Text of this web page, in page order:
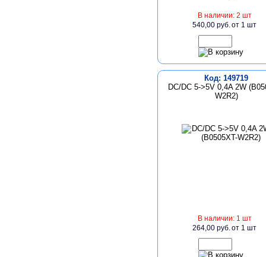
В наличии: 2 шт
540,00 руб.от 1 шт
Код: 149719
DC/DC 5->5V 0,4A 2W
W2R2)
В наличии: 1 шт
264,00 руб.от 1 шт